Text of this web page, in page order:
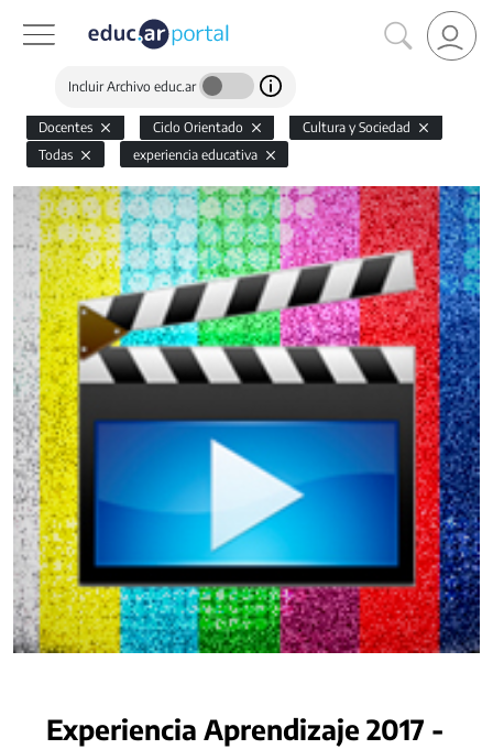
Incluir Archivo educ.ar
Docentes Ciclo Orientado
Cultura y Sociedad
Todas
experiencia educativa
Experiencia Aprendizaje 2017 -